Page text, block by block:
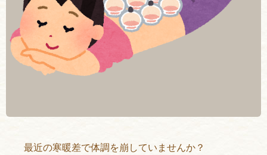
最近の寒暖差で体調を崩していませんか？